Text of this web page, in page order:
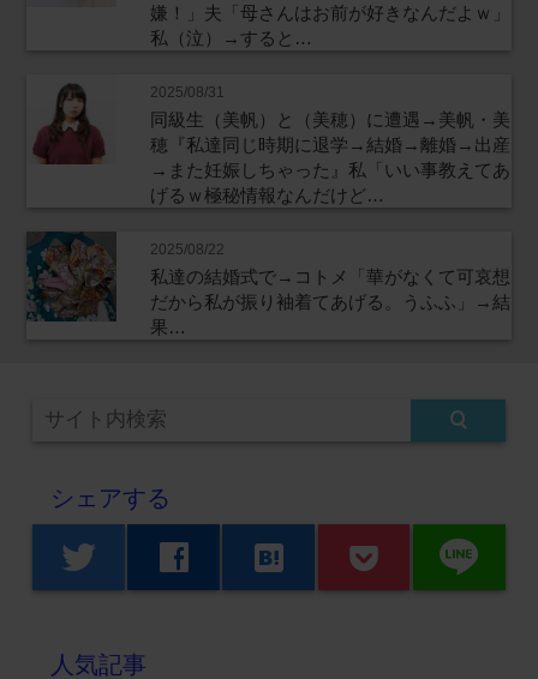
嫌！」夫「母さんはお前が好きなんだよｗ」
私（泣）→すると…
2025/08/31
同級生（美帆）と（美穂）に遭遇→美帆・美
穂『私達同じ時期に退学→結婚→離婚→出産
→また妊娠しちゃった』私「いい事教えてあ
げるｗ極秘情報なんだけど…
2025/08/22
私達の結婚式で→コトメ「華がなくて可哀想
だから私が振り袖着てあげる。うふふ」→結
果…
シェアする
twitter facebook hatenabookmark line
人気記事